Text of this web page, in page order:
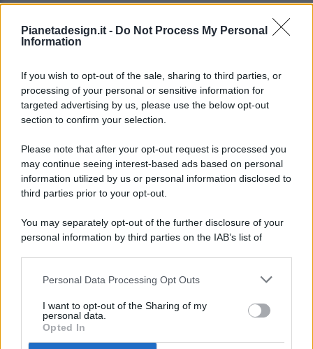
Pianetadesign.it - Do Not Process My Personal
Information
If you wish to opt-out of the sale, sharing to third parties, or
processing of your personal or sensitive information for
targeted advertising by us, please use the below opt-out
section to confirm your selection.
Please note that after your opt-out request is processed you
may continue seeing interest-based ads based on personal
information utilized by us or personal information disclosed to
third parties prior to your opt-out.
You may separately opt-out of the further disclosure of your
personal information by third parties on the IAB’s list of
This information may also be disclosed by us to third parties
disclose it to other third parties.
Personal Data Processing Opt Outs
I want to opt-out of the Sharing of my
personal data.
Opted In
© 2026 - Pianeta Design - P.IVA 04827280654 - Testata
Registrata Al Tribunale Di Nocera Inferiore N. 8/2020 - RG N.
ISCRIZIONE AL ROC N. 35792 – ISCRITTA ALL’ANSO
(ASSOCIAZIONE NAZIONALE STAMPA ONLINE)
PREFERENZE PRIVACY